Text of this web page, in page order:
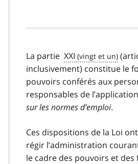
La partie XXI
inclusivement) constitue le
pouvoirs conférés aux
responsables de
sur les normes d’emploi.
Ces dispositions de la Loi
régir l’administration
le cadre des pouvoirs et